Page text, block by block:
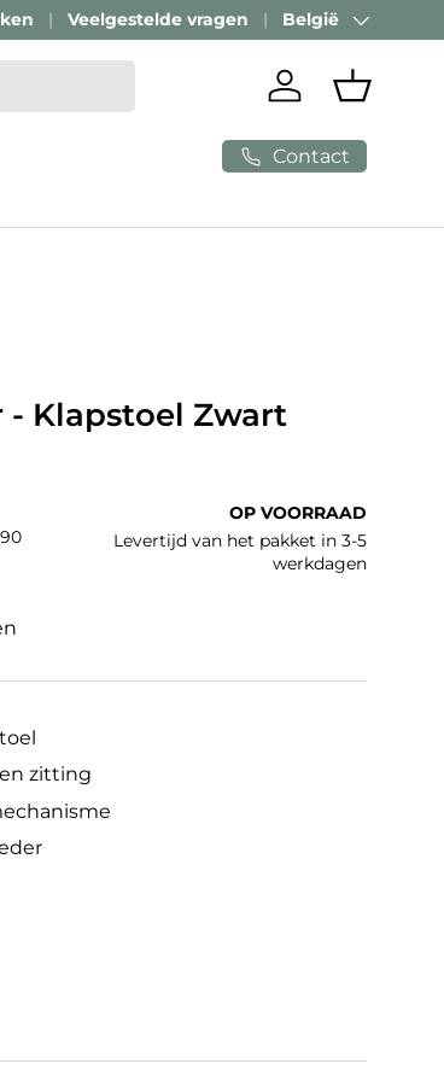
Veelgestelde vragen Land/Regio
België
InloggenMandje
Contact
- Klapstoel Zwart
OP VOORRAAD
Levertijd van het pakket in 3-5
werkdagen
zitting